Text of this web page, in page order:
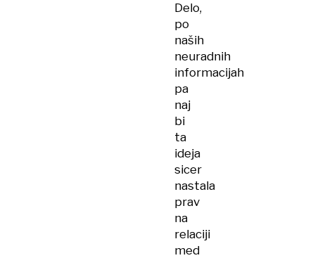
Delo,
po
naših
neuradnih
informacijah
pa
naj
bi
ta
ideja
sicer
nastala
prav
na
relaciji
med